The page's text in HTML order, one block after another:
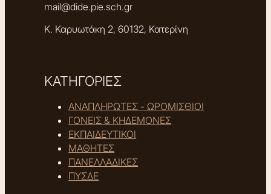
mail@dide.pie.sch.gr
Κ. Καρυωτάκη 2, 60132, Κατερίνη
ΚΑΤΗΓΟΡΙΕΣ
ΑΝΑΠΛΗΡΩΤΕΣ - ΩΡΟΜΙΣΘΙΟΙ
ΓΟΝΕΙΣ & ΚΗΔΕΜΟΝΕΣ
ΕΚΠΑΙΔΕΥΤΙΚΟΙ
ΜΑΘΗΤΕΣ
ΠΑΝΕΛΛΑΔΙΚΕΣ
ΠΥΣΔΕ